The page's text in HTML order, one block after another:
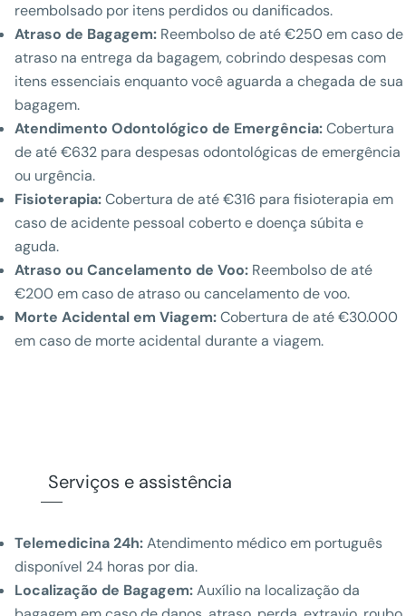
reembolsado por itens perdidos ou danificados.
Atraso de Bagagem: Reembolso de até €250 em caso de
atraso na entrega da bagagem, cobrindo despesas com
itens essenciais enquanto você aguarda a chegada de sua
bagagem.
Atendimento Odontológico de Emergência:Cobertura
de até €632 para despesas odontológicas de emergência
ou urgência.
Fisioterapia:Cobertura de até €316 para fisioterapia em
caso de acidente pessoal coberto e doença súbita e
aguda.
Atraso ou Cancelamento de Voo: Reembolso de até
€200 em caso de atraso ou cancelamento de voo.
Morte Acidental em Viagem:Cobertura de até €30.000
em caso de morte acidental durante a viagem.
Serviços e assistência
Telemedicina 24h:Atendimento médico em português
disponível 24 horas por dia.
Localização de Bagagem:Auxílio na localização da